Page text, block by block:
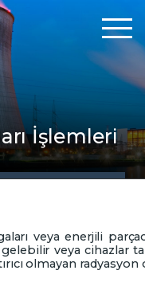
İşlemleri
veya enerjili
veya cihazlar
olmayan